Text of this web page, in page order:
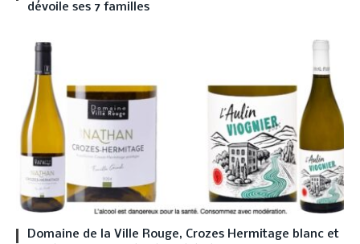
dévoile ses 7 familles
Domaine de la Ville Rouge, Crozes Hermitage blanc et